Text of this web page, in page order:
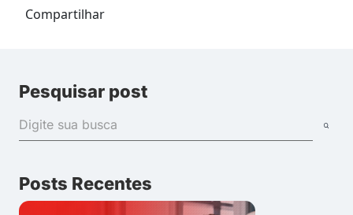
Compartilhar
Pesquisar post
Posts Recentes